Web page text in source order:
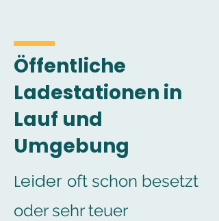
Öffentliche
Ladestationen in
Lauf und
Umgebung
Leider oft schon besetzt
oder sehr teuer